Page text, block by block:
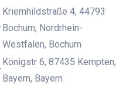
Kriemhildstraße 4, 44793
Bochum, Nordrhein-
Westfalen, Bochum
Königstr 6, 87435 Kempten,
Bayern, Bayern